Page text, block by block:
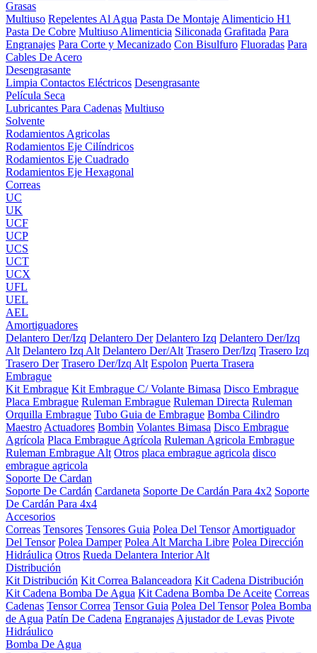
Grasas
Multiuso Repelentes Al Agua Pasta De Montaje Alimenticio H1
Pasta De Cobre Multiuso Alimenticia Siliconada Grafitada Para
Engranajes Para Corte y Mecanizado Con Bisulfuro Fluoradas Para
Cables De Acero
Desengrasante
Limpia Contactos Eléctricos Desengrasante
Película Seca
Lubricantes Para Cadenas Multiuso
Solvente
Rodamientos Agricolas
Rodamientos Eje Cilíndricos
Rodamientos Eje Cuadrado
Rodamientos Eje Hexagonal
Correas
UC
UK
UCF
UCP
UCS
UCT
UCX
UFL
UEL
AEL
Amortiguadores
Delantero Der/Izq Delantero Der Delantero Izq Delantero Der/Izq
Alt Delantero Izq Alt Delantero Der/Alt Trasero Der/Izq Trasero Izq
Trasero Der Trasero Der/Izq Alt Espolon Puerta Trasera
Embrague
Kit Embrague Kit Embrague C/ Volante Bimasa Disco Embrague
Placa Embrague Ruleman Embrague Ruleman Directa Ruleman
Orquilla Embrague Tubo Guia de Embrague Bomba Cilindro
Maestro Actuadores Bombin Volantes Bimasa Disco Embrague
Agrícola Placa Embrague Agrícola Ruleman Agricola Embrague
Ruleman Embrague Alt Otros placa embrague agricola disco
embrague agricola
Soporte De Cardan
Soporte De Cardán Cardaneta Soporte De Cardán Para 4x2 Soporte
De Cardán Para 4x4
Accesorios
Correas Tensores Tensores Guia Polea Del Tensor Amortiguador
Del Tensor Polea Damper Polea Alt Marcha Libre Polea Dirección
Hidráulica Otros Rueda Delantera Interior Alt
Distribución
Kit Distribución Kit Correa Balanceadora Kit Cadena Distribución
Kit Cadena Bomba De Agua Kit Cadena Bomba De Aceite Correas
Cadenas Tensor Correa Tensor Guia Polea Del Tensor Polea Bomba
de Agua Patín De Cadena Engranajes Ajustador de Levas Pivote
Hidráulico
Bomba De Agua